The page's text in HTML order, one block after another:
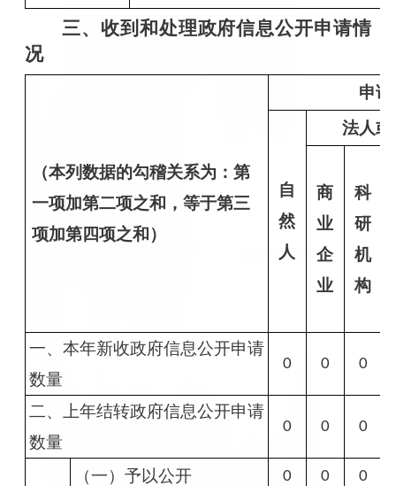
三、收到和处理政府信息公开申请情
况
（本列数据的勾稽关系为：第
一项加第二项之和，等于第三
项加第四项之和）
申
自
然
人
法人
商
业
企
业
科
研
机
构
一、本年新收政府信息公开申请
数量
0 0 0
二、上年结转政府信息公开申请
数量
0 0 0
（一）予以公开 0 0 0